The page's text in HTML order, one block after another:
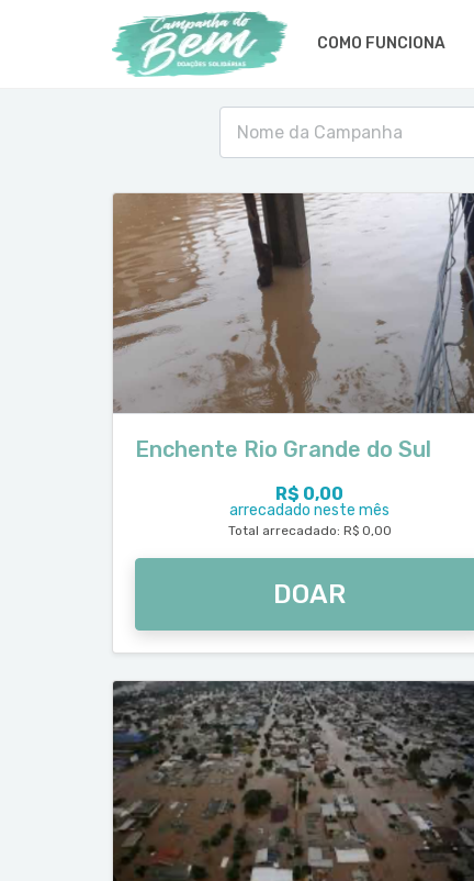
COMO FUNCIONA
Enchente Rio Grande do Sul
R$ 0,00
arrecadado neste mês
Total arrecadado: R$ 0,00
DOAR